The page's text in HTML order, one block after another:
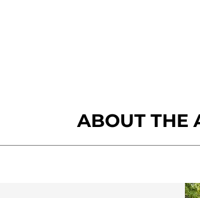
ABOUT THE